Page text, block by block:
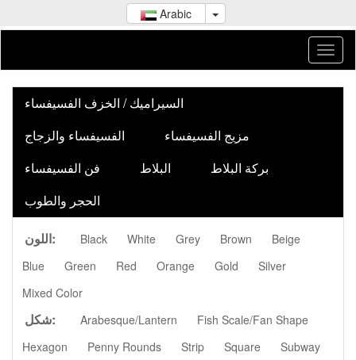
Arabic
السيراميك / الخزف الفسيفساء
الفسيفساء والزجاج
مزيج الفسيفساء
فن الفسيفساء
البلاط
بركة البلاط
الحجر والطوب
اللون: Black White Grey Brown
Beige
Blue
Green Red Orange Gold
Silver
Mixed Color
شكل: Arabesque/Lantern
Fish Scale/Fan Shape
Hexagon
Penny Rounds Strip Square
Subway